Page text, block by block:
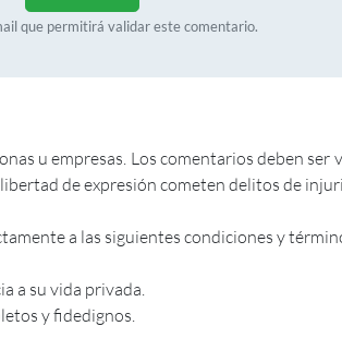
que permitirá validar este comentario.
u empresas. Los comentarios deben
de expresión cometen delitos de
a las siguientes condiciones y
a su vida privada.
y fidedignos.